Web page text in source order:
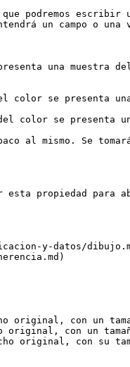
podremos escribir
un campo o una
una muestra
color se presenta
color se presenta
al mismo. Se
esta propiedad
y-datos/
original, con un
original, con un
original, con su